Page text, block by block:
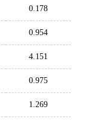
0.178
0.954
4.151
0.975
1.269